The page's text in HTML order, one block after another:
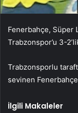
Fenerbahçe, Süper
Trabzonspor’u 3-
Trabzonsporlu
sevinen
İlgili Makaleler